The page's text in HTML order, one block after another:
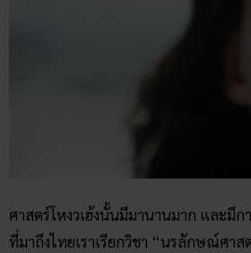
ศาสตร์โหงวเฮ้งนั้นมีมานานมาก และมีก
ที่มาถึงไทยเราเรียกวิชา “นรลักษณ์ศา